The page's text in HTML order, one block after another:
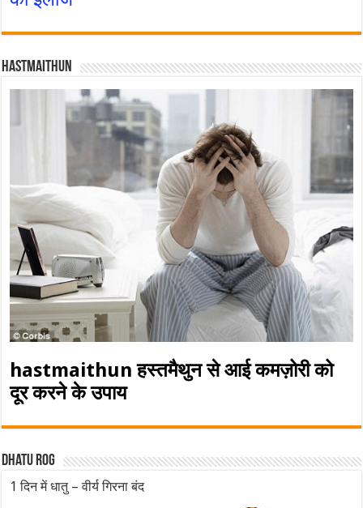
Hastmaithun
hastmaithun हस्तमैथुन से आई कमज़ोरी को
दूर करने के उपाय
Dhatu rog
1 दिन में धातु – वीर्य गिरना बंद